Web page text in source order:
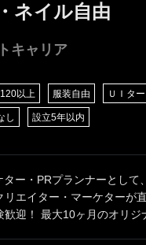
ネイル自由
キャリア
以上 服装自由 ＵＩタ
し 設立5年以内
ター・PRプランナーとし
エイター・マーケターが
迎！ 最大10ヶ月のオリジ